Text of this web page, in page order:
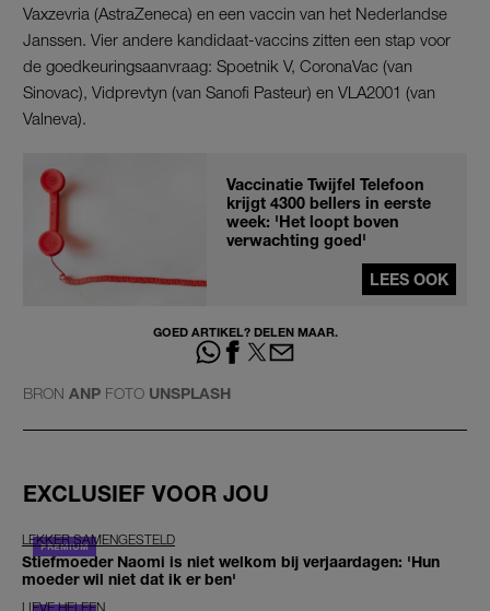
Vaxzevria (AstraZeneca) en een vaccin van het Nederlandse
Janssen. Vier andere kandidaat-vaccins zitten een stap voor
de goedkeuringsaanvraag: Spoetnik V, CoronaVac (van
Sinovac), Vidprevtyn (van Sanofi Pasteur) en VLA2001 (van
Valneva).
Vaccinatie Twijfel Telefoon
krijgt 4300 bellers in eerste
week: 'Het loopt boven
verwachting goed'
LEES OOK
GOED ARTIKEL? DELEN MAAR.
BRON ANP FOTO UNSPLASH
EXCLUSIEF VOOR JOU
LEKKER SAMENGESTELD
Stiefmoeder Naomi is niet welkom bij verjaardagen: 'Hun
moeder wil niet dat ik er ben'
LIEVE HELEEN